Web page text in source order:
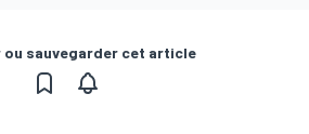
ou sauvegarder cet article